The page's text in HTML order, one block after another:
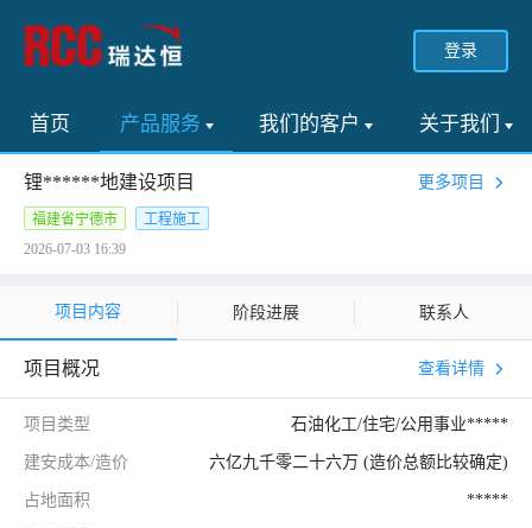
登录
首页 产品服务 我们的客户 关于我们
锂******地建设项目 更多项目
福建省宁德市
工程施工
2026-07-03 16:39
项目内容 阶段进展 联系人
项目概况 查看详情
项目类型 石油化工/住宅/公用事业*****
建安成本/造价 六亿九千零二十六万 (造价总额比较确定)
占地面积 *****